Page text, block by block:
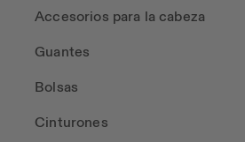
Accesorios para la cabeza
Guantes
Bolsas
Cinturones